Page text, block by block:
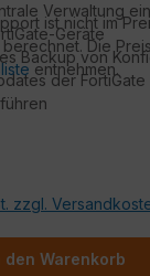
Verwaltung
Geräte
Backup von
der
ist nicht im
Die
entnehmen.
zzgl.
den Warenkorb